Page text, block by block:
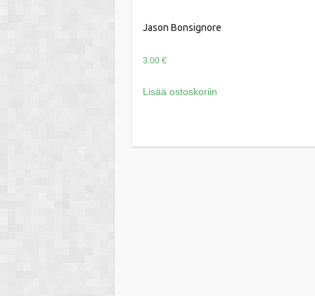
Jason Bonsignore
3.00 €
Lisää ostoskoriin